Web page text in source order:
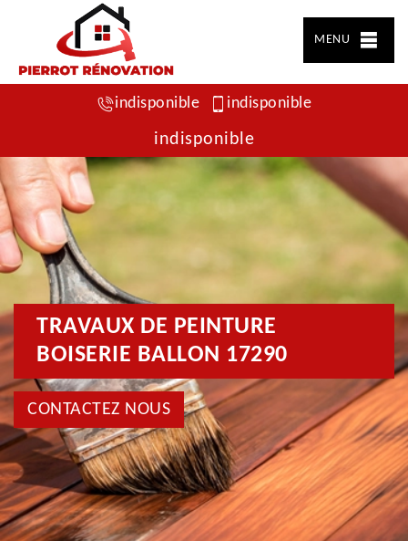
MENU
indisponible indisponible
indisponible
TRAVAUX DE PEINTURE
BOISERIE BALLON 17290
CONTACTEZ NOUS